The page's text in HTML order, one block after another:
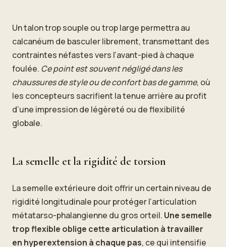
Un talon trop souple ou trop large permettra au
calcanéum de basculer librement, transmettant des
contraintes néfastes vers l’avant-pied à chaque
foulée. Ce point est souvent négligé dans les
chaussures de style ou de confort bas de gamme, où
les concepteurs sacrifient la tenue arrière au profit
d’une impression de légèreté ou de flexibilité
globale.
La semelle et la rigidité de torsion
La semelle extérieure doit offrir un certain niveau de
rigidité longitudinale pour protéger l’articulation
métatarso-phalangienne du gros orteil. Une semelle
trop flexible oblige cette articulation à travailler
en hyperextension à chaque pas, ce qui intensifie